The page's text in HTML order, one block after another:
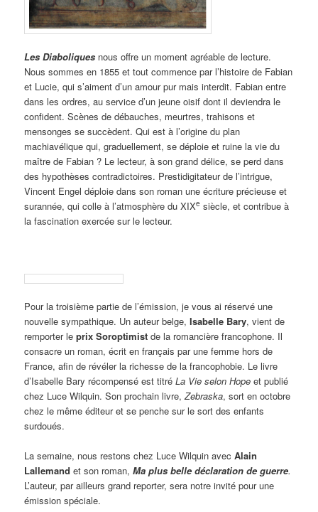
Les Diaboliques nous offre un moment agréable de lecture.
Nous sommes en 1855 et tout commence par l’histoire de Fabian
et Lucie, qui s’aiment d’un amour pur mais interdit. Fabian entre
dans les ordres, au service d’un jeune oisif dont il deviendra le
confident. Scènes de débauches, meurtres, trahisons et
mensonges se succèdent. Qui est à l’origine du plan
machiavélique qui, graduellement, se déploie et ruine la vie du
maître de Fabian ? Le lecteur, à son grand délice, se perd dans
des hypothèses contradictoires. Prestidigitateur de l’intrigue,
Vincent Engel déploie dans son roman une écriture précieuse et
surannée, qui colle à l’atmosphère du XIXe siècle, et contribue à
la fascination exercée sur le lecteur.
Pour la troisième partie de l’émission, je vous ai réservé une
nouvelle sympathique. Un auteur belge,Isabelle Bary, vient de
remporter leprix Soroptimist de la romancière francophone. Il
consacre un roman, écrit en français par une femme hors de
France, afin de révéler la richesse de la francophobie. Le livre
d’Isabelle Bary récompensé est titréLa Vie selon Hope et publié
chez Luce Wilquin. Son prochain livre,Zebraska, sort en octobre
chez le même éditeur et se penche sur le sort des enfants
surdoués.
La semaine, nous restons chez Luce Wilquin avecAlain
Lallemand et son roman,Ma plus belle déclaration de guerre.
L’auteur, par ailleurs grand reporter, sera notre invité pour une
émission spéciale.